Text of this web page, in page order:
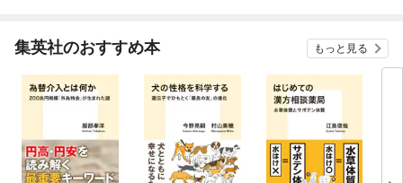
集英社のおすすめ本 もっと見る